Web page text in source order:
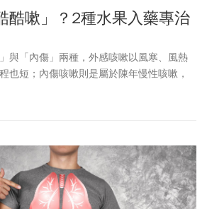
酷嗽」？2種水果入藥專治
與「內傷」兩種，外感咳嗽以風寒、風熱
也短；內傷咳嗽則是屬於陳年慢性咳嗽，
所引起。